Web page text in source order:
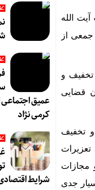
الله
از
عفو یا تخفیف و
قضایی
تخفیف
مجازات
جدی
عمیق
کرمی نژاد
شرایط